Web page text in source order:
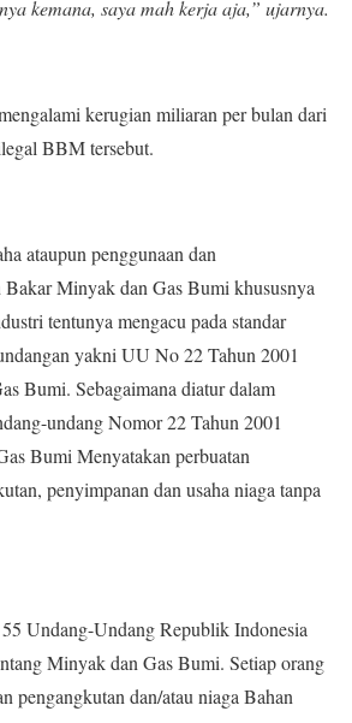
kemana, saya mah kerja aja,” ujarnya.
kerugian miliaran per bulan dari
BBM tersebut.
ataupun penggunaan dan
Minyak dan Gas Bumi khususnya
tentunya mengacu pada standar
yakni UU No 22 Tahun 2001
Bumi. Sebagaimana diatur dalam
undang Nomor 22 Tahun 2001
Bumi Menyatakan perbuatan
penyimpanan dan usaha niaga tanpa
55 Undang-Undang Republik Indonesia
Minyak dan Gas Bumi. Setiap orang
pengangkutan dan/atau niaga Bahan